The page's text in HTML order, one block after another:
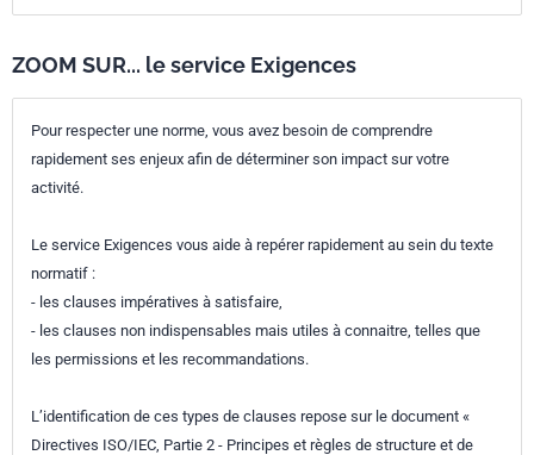
ZOOM SUR... le service Exigences
Pour respecter une norme, vous avez besoin de comprendre
rapidement ses enjeux afin de déterminer son impact sur votre
activité.
Le service Exigences vous aide à repérer rapidement au sein du texte
normatif :
- les clauses impératives à satisfaire,
- les clauses non indispensables mais utiles à connaitre, telles que
les permissions et les recommandations.
L’identification de ces types de clauses repose sur le document «
Directives ISO/IEC, Partie 2 - Principes et règles de structure et de